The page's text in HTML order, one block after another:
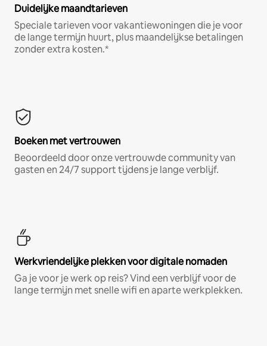
Duidelijke maandtarieven
Speciale tarieven voor vakantiewoningen die je voor
de lange termijn huurt, plus maandelijkse betalingen
zonder extra kosten.*
Boeken met vertrouwen
Beoordeeld door onze vertrouwde community van
gasten en 24/7 support tijdens je lange verblijf.
Werkvriendelijke plekken voor digitale nomaden
Ga je voor je werk op reis? Vind een verblijf voor de
lange termijn met snelle wifi en aparte werkplekken.